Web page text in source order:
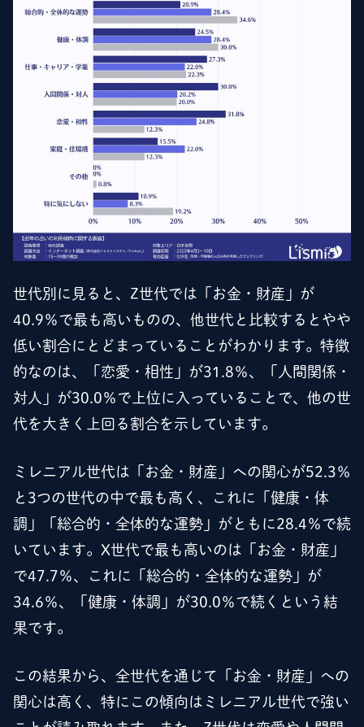
世代別に見ると、Z世代では「お金・財産」が
40.9％で最も高いものの、他世代と比較するとやや
低い割合にとどまっていることがわかります。特徴
的なのは、「恋愛・相性」が31.8％、「人間関係・
対人」が30.0％で上位に入っていることで、他の世
代を大きく上回る割合を示しています。
ミレニアル世代は「お金・財産」への関心が52.3％
と3つの世代の中で最も高く、これに「健康・体
調」「総合的・全体的な運勢」がともに28.4％で続
いています。X世代で最も高いのは「お金・財産」
で47.7％、これに「総合的・全体的な運勢」が
34.6％、「健康・体調」が30.0％で続くという結
果です。
この結果から、全世代を通じて「お金・財産」への
関心は高く、特にこの傾向はミレニアル世代で強い